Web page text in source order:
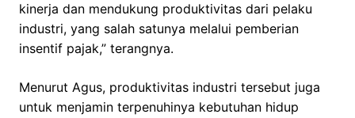
kinerja dan mendukung produktivitas dari pelaku
industri, yang salah satunya melalui pemberian
insentif pajak,” terangnya.
Menurut Agus, produktivitas industri tersebut juga
untuk menjamin terpenuhinya kebutuhan hidup